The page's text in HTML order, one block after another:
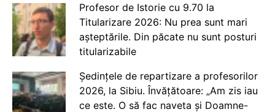
Profesor de Istorie cu 9.70 la
Titularizare 2026: Nu prea sunt mari
așteptările. Din păcate nu sunt posturi
titularizabile
Ședințele de repartizare a profesorilor
2026, la Sibiu. Învățătoare: „Am zis iau
ce este. O să fac naveta și Doamne-